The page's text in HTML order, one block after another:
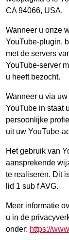
CA 94066, USA.
Wanneer u onze
YouTube-plugin,
met de servers
YouTube-server
u heeft bezocht.
Wanneer u via
YouTube in staat
persoonlijke
uit uw YouTube-
Het gebruik van
aansprekende
te realiseren. Dit
lid 1 sub f AVG.
Meer informatie
u in de
onder: https://